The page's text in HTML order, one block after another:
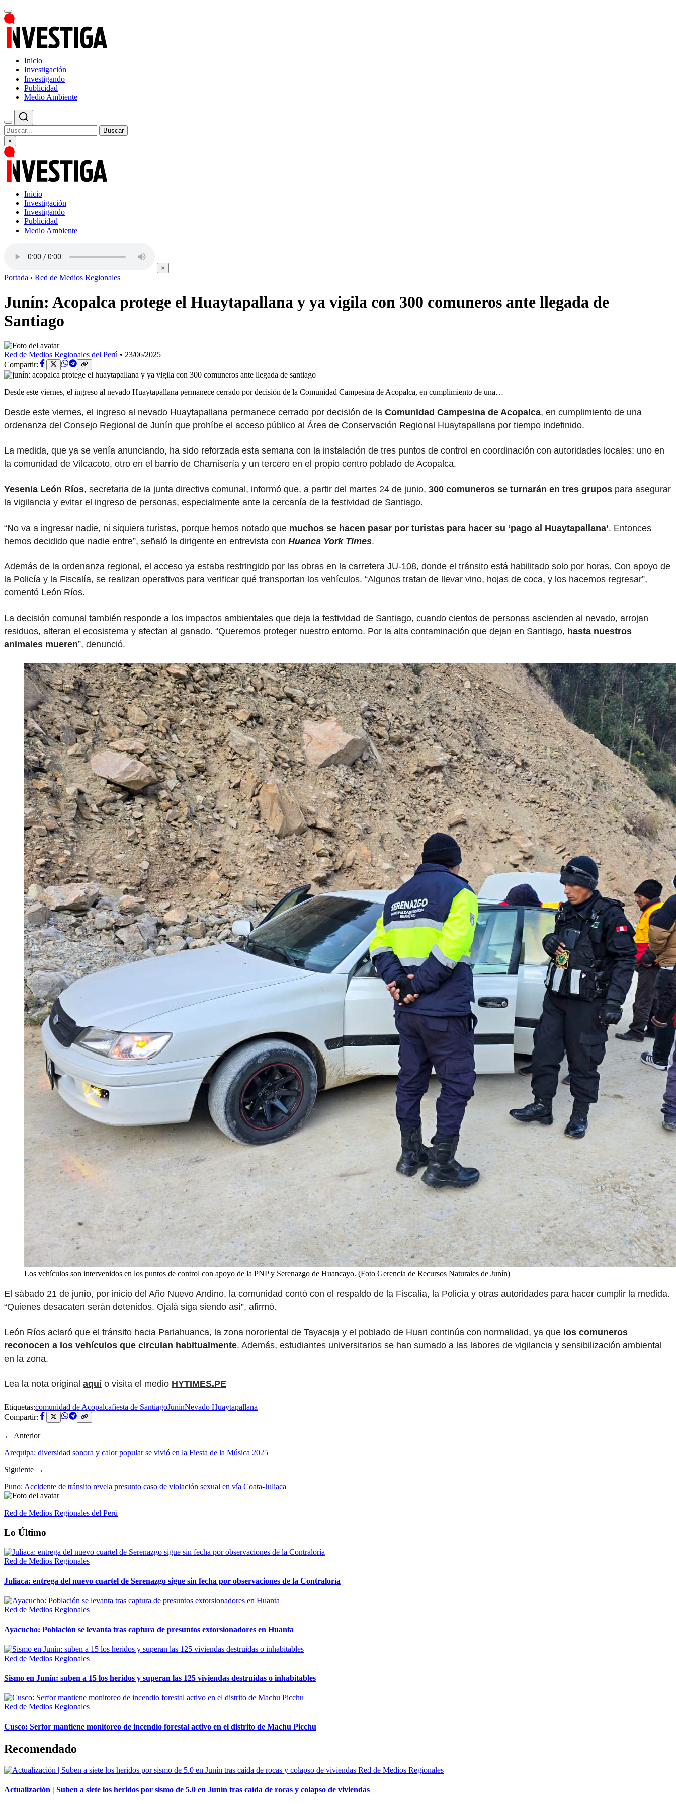
Inicio
Investigación
Investigando
Publicidad
Medio Ambiente
Buscar
×
Inicio
Investigación
Investigando
Publicidad
Medio Ambiente
×
Portada › Red de Medios Regionales
Junín: Acopalca protege el Huaytapallana y ya vigila con 300 comuneros ante llegada de
Santiago
Red de Medios Regionales del Perú • 23/06/2025
Compartir:
Desde este viernes, el ingreso al nevado Huaytapallana permanece cerrado por decisión de la Comunidad Campesina de Acopalca, en cumplimiento de una…
Desde este viernes, el ingreso al nevado Huaytapallana permanece cerrado por decisión de la Comunidad Campesina de Acopalca, en cumplimiento de una
ordenanza del Consejo Regional de Junín que prohíbe el acceso público al Área de Conservación Regional Huaytapallana por tiempo indefinido.
La medida, que ya se venía anunciando, ha sido reforzada esta semana con la instalación de tres puntos de control en coordinación con autoridades locales: uno en
la comunidad de Vilcacoto, otro en el barrio de Chamisería y un tercero en el propio centro poblado de Acopalca.
Yesenia León Ríos, secretaria de la junta directiva comunal, informó que, a partir del martes 24 de junio, 300 comuneros se turnarán en tres grupos para asegurar
la vigilancia y evitar el ingreso de personas, especialmente ante la cercanía de la festividad de Santiago.
“No va a ingresar nadie, ni siquiera turistas, porque hemos notado que muchos se hacen pasar por turistas para hacer su ‘pago al Huaytapallana’. Entonces
hemos decidido que nadie entre”, señaló la dirigente en entrevista con Huanca York Times.
Además de la ordenanza regional, el acceso ya estaba restringido por las obras en la carretera JU-108, donde el tránsito está habilitado solo por horas. Con apoyo de
la Policía y la Fiscalía, se realizan operativos para verificar qué transportan los vehículos. “Algunos tratan de llevar vino, hojas de coca, y los hacemos regresar”,
comentó León Ríos.
La decisión comunal también responde a los impactos ambientales que deja la festividad de Santiago, cuando cientos de personas ascienden al nevado, arrojan
residuos, alteran el ecosistema y afectan al ganado. “Queremos proteger nuestro entorno. Por la alta contaminación que dejan en Santiago, hasta nuestros
animales mueren”, denunció.
Los vehículos son intervenidos en los puntos de control con apoyo de la PNP y Serenazgo de Huancayo. (Foto Gerencia de Recursos Naturales de Junín)
El sábado 21 de junio, por inicio del Año Nuevo Andino, la comunidad contó con el respaldo de la Fiscalía, la Policía y otras autoridades para hacer cumplir la medida.
“Quienes desacaten serán detenidos. Ojalá siga siendo así”, afirmó.
León Ríos aclaró que el tránsito hacia Pariahuanca, la zona nororiental de Tayacaja y el poblado de Huari continúa con normalidad, ya que los comuneros
reconocen a los vehículos que circulan habitualmente. Además, estudiantes universitarios se han sumado a las labores de vigilancia y sensibilización ambiental
en la zona.
Lea la nota original aquí o visita el medio HYTIMES.PE
Etiquetas:comunidad de Acopalcafiesta de SantiagoJunínNevado Huaytapallana
Compartir:
← Anterior
Arequipa: diversidad sonora y calor popular se vivió en la Fiesta de la Música 2025
Siguiente →
Puno: Accidente de tránsito revela presunto caso de violación sexual en vía Coata-Juliaca
Red de Medios Regionales del Perú
Lo Último
Red de Medios Regionales
Juliaca: entrega del nuevo cuartel de Serenazgo sigue sin fecha por observaciones de la Contraloría
Red de Medios Regionales
Ayacucho: Población se levanta tras captura de presuntos extorsionadores en Huanta
Red de Medios Regionales
Sismo en Junín: suben a 15 los heridos y superan las 125 viviendas destruidas o inhabitables
Red de Medios Regionales
Cusco: Serfor mantiene monitoreo de incendio forestal activo en el distrito de Machu Picchu
Recomendado
Red de Medios Regionales
Actualización | Suben a siete los heridos por sismo de 5.0 en Junín tras caída de rocas y colapso de viviendas